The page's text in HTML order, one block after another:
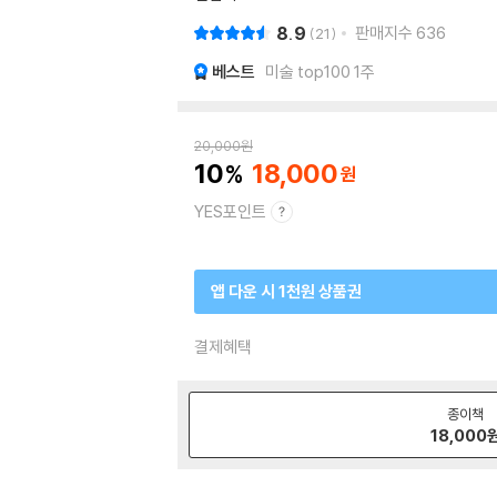
8.9 21 판매지수 636
베스트 미술 top100 1주
20,000원
10 18,000
YES포인트
앱 다운 시 1천원 상품권
결제혜택
종이책
18,000